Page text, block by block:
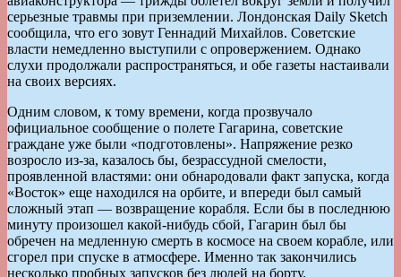
серьезные травмы при приземлении. Лондонская Daily Sketch
сообщила, что его зовут Геннадий Михайлов. Советские
власти немедленно выступили с опровержением. Однако
слухи продолжали распространяться, и обе газеты настаивали
на своих версиях.
Одним словом, к тому времени, когда прозвучало
официальное сообщение о полете Гагарина, советские
граждане уже были «подготовлены». Напряжение резко
возросло из-за, казалось бы, безрассудной смелости,
проявленной властями: они обнародовали факт запуска, когда
«Восток» еще находился на орбите, и впереди был самый
сложный этап — возвращение корабля. Если бы в последнюю
минуту произошел какой-нибудь сбой, Гагарин был бы
обречен на медленную смерть в космосе на своем корабле, или
сгорел при спуске в атмосфере. Именно так закончились
несколько пробных запусков без людей на борту.